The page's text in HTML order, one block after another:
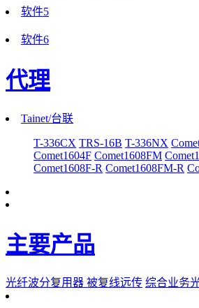
软件5
软件6
代理
Tainet/台联
T-336CX TRS-16B T-336NX
Comet1604F Comet1608FM
Comet1608F-R Comet1608FM-R
主要产品
光纤波分复用器 被复线远传 综合业务